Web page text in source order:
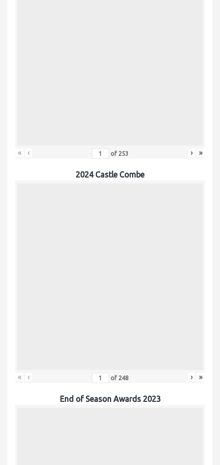
« ‹ of 253 › »
2024 Castle Combe
« ‹ of 248 › »
End of Season Awards 2023